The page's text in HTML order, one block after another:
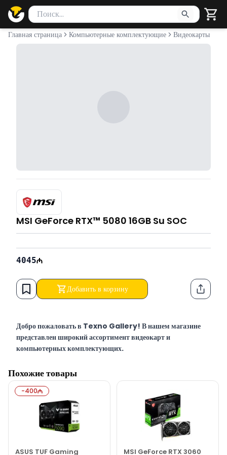
Поиск товаров
Введите минимум 2 символа для поиска. Нажмите Enter
Главная страница Компьютерные комплектующие Видеокарты
MSI GeForce RTX™ 5080 16GB Su SOC
4045
Добавить в корзину
Добро пожаловать в Texno Gallery! В нашем магазине
представлен широкий ассортимент видеокарт и
компьютерных комплектующих.
электроники, работающий в Баку по адресу Сулеймана
Рустама 15 с 2011 года.
Напротив магазина расположен сервисный центр, который
предоставляет клиентам качественное и оперативное
обслуживание.
Texno Gallery Servisdə Bakının ən təcrübəli İT
mütəxəssisləri tərəfindən geniş çeşiddə proqram
Похожие товары
-400
ASUS TUF Gaming
MSI GeForce RTX 3060